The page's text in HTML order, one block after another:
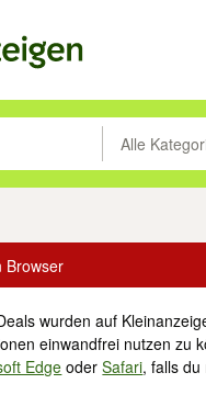
drücken um zu
Alle
Browser
wurden auf
einwandfrei nutzen zu
Edge oderSafari, falls du